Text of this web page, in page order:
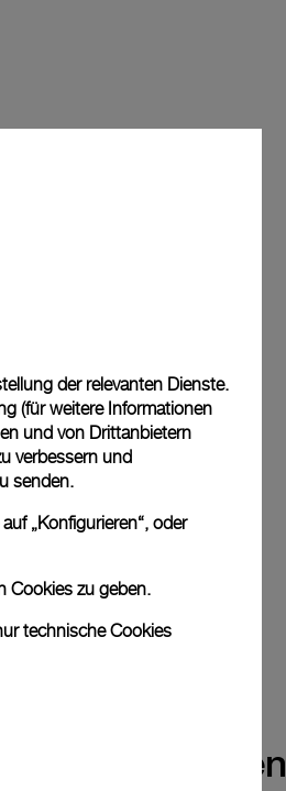
Uns kontaktieren
der relevanten Dienste.
(für weitere Informationen
und von Drittanbietern
verbessern und
senden.
„Konfigurieren“, oder
Cookies zu geben.
technische Cookies